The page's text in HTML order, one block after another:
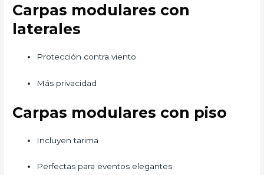
Carpas modulares con
laterales
Protección contra viento
Más privacidad
Carpas modulares con piso
Incluyen tarima
Perfectas para eventos elegantes